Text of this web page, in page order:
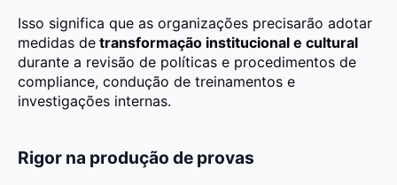
Isso significa que as organizações precisarão adotar
medidas de transformação institucional e cultural
durante a revisão de políticas e procedimentos de
compliance, condução de treinamentos e
investigações internas.
Rigor na produção de provas